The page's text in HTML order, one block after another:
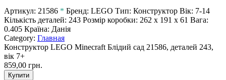
Артикул: 21586 * Бренд: LEGO Тип: Конструктор Вік: 7-14
Кількість деталей: 243 Розмір коробки: 262 x 191 x 61 Вага:
0.405 Країна: Данія
Category: Главная
Конструктор LEGO Minecraft Блідий сад 21586, деталей 243,
вік 7+
859,00 грн.
Купити